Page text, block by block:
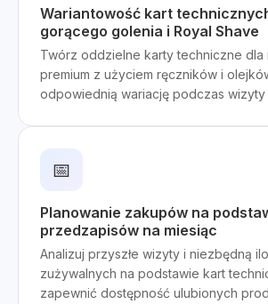
Wariantowość kart
gorącego golenia i Royal Shave
Twórz oddzielne karty techniczne dla
premium z użyciem ręczników i
odpowiednią wariację podczas wizyty
📅
Planowanie zakupów na
przedzapisów na miesiąc
Analizuj przyszłe wizyty i niezbędną
zużywalnych na podstawie kart
zapewnić dostępność ulubionych